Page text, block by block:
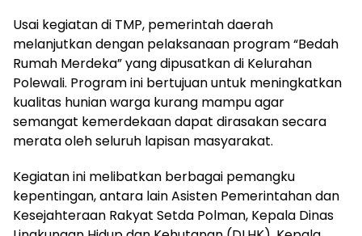
Usai kegiatan di TMP, pemerintah daerah
melanjutkan dengan pelaksanaan program “Bedah
Rumah Merdeka” yang dipusatkan di Kelurahan
Polewali. Program ini bertujuan untuk meningkatkan
kualitas hunian warga kurang mampu agar
semangat kemerdekaan dapat dirasakan secara
merata oleh seluruh lapisan masyarakat.
Kegiatan ini melibatkan berbagai pemangku
kepentingan, antara lain Asisten Pemerintahan dan
Kesejahteraan Rakyat Setda Polman, Kepala Dinas